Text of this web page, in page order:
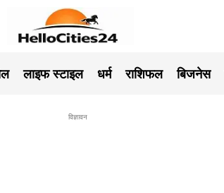
लाइफ स्टाइल धर्म राशिफल बिजनेस
विज्ञावन